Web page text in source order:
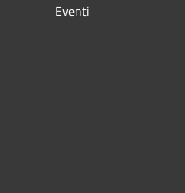
Eventi